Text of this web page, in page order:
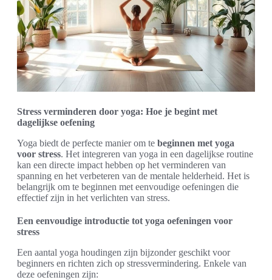
Stress verminderen door yoga: Hoe je begint met
dagelijkse oefening
Yoga biedt de perfecte manier om te beginnen met yoga
voor stress. Het integreren van yoga in een dagelijkse routine
kan een directe impact hebben op het verminderen van
spanning en het verbeteren van de mentale helderheid. Het is
belangrijk om te beginnen met eenvoudige oefeningen die
effectief zijn in het verlichten van stress.
Een eenvoudige introductie tot yoga oefeningen voor
stress
Een aantal yoga houdingen zijn bijzonder geschikt voor
beginners en richten zich op stressvermindering. Enkele van
deze oefeningen zijn: